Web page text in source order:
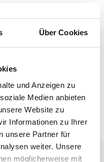
Über Cookies
und Anzeigen zu
Medien anbieten
Website zu
Informationen zu Ihrer
unsere Partner für
weiter. Unsere
möglicherweise mit
finden Sie im